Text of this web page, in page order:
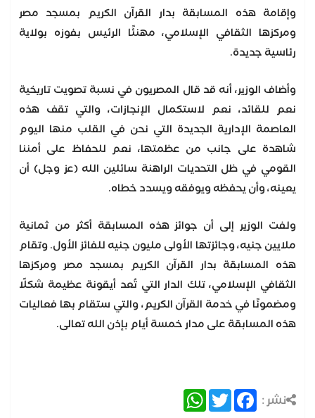
وإقامة هذه المسابقة بدار القرآن الكريم بمسجد مصر
ومركزها الثقافي الإسلامي، مهنئًا الرئيس بفوزه بولاية
رئاسية جديدة.
وأضاف الوزير، أنه قد قال المصريون في نسبة تصويت تاريخية
نعم للقائد، نعم لاستكمال الإنجازات، والتي تقف هذه
العاصمة الإدارية الجديدة التي نحن في القلب منها اليوم
شاهدة على جانب من عظمتها، نعم للحفاظ على أمننا
القومي في ظل التحديات الراهنة سائلين الله (عز وجل) أن
يعينه، وأن يحفظه ويوفقه ويسدد خطاه.
ولفت الوزير إلى أن جوائز هذه المسابقة أكثر من ثمانية
ملايين جنيه، وجائزتها الأولى مليون جنيه للفائز الأول. وتقام
هذه المسابقة بدار القرآن الكريم بمسجد مصر ومركزها
الثقافي الإسلامي، تلك الدار التي تُعد أيقونة عظيمة شكلًا
ومضمونًا في خدمة القرآن الكريم، والتي ستقام بها فعاليات
هذه المسابقة على مدار خمسة أيام بإذن الله تعالى.
نشر : Facebook
Twitter
WhatsApp